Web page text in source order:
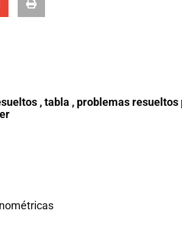
, tabla , problemas resueltos